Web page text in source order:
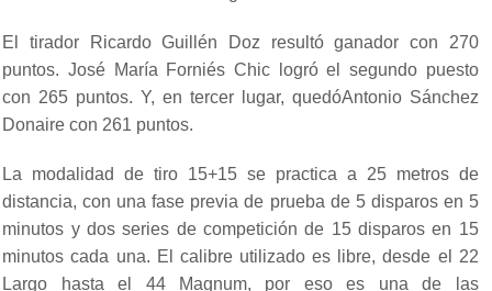
El tirador Ricardo Guillén Doz resultó ganador con 270
puntos. José María Forniés Chic logró el segundo puesto
con 265 puntos. Y, en tercer lugar, quedóAntonio Sánchez
Donaire con 261 puntos.
La modalidad de tiro 15+15 se practica a 25 metros de
distancia, con una fase previa de prueba de 5 disparos en 5
minutos y dos series de competición de 15 disparos en 15
minutos cada una. El calibre utilizado es libre, desde el 22
Largo hasta el 44 Magnum, por eso es una de las